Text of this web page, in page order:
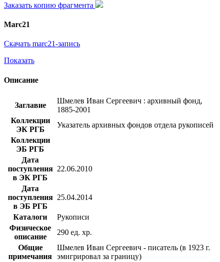
Заказать копию фрагмента
Marc21
Скачать marc21-запись
Показать
Описание
Заглавие
Шмелев Иван Сергеевич : архивный фонд,
1885-2001
Коллекции
ЭК РГБ
Указатель архивных фондов отдела рукописей
Коллекции
ЭБ РГБ
Дата
поступления
в ЭК РГБ
22.06.2010
Дата
поступления
в ЭБ РГБ
25.04.2014
Каталоги
Рукописи
Физическое
описание
290 ед. хр.
Общие
примечания
Шмелев Иван Сергеевич - писатель (в 1923 г.
эмигрировал за границу)